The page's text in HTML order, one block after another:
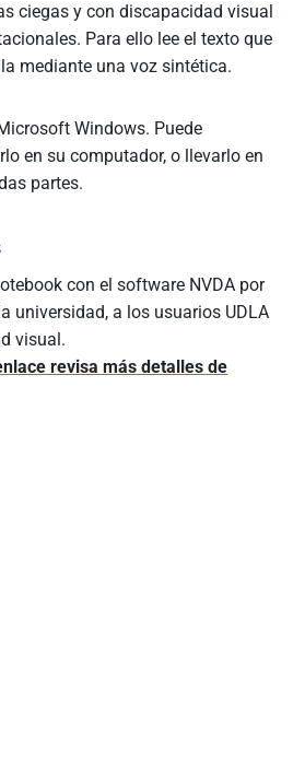
ciegas y con discapacidad visual
Para ello lee el texto que
mediante una voz sintética.
Windows. Puede
en su computador, o llevarlo en
partes.
con el software NVDA por
universidad, a los usuarios UDLA
visual.
revisa más detalles de